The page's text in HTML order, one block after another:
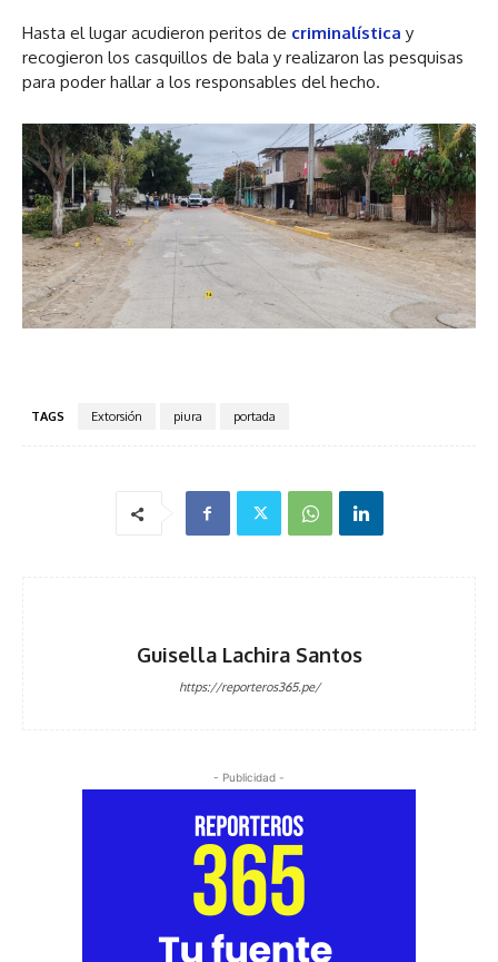
Hasta el lugar acudieron peritos de criminalística y
recogieron los casquillos de bala y realizaron las pesquisas
para poder hallar a los responsables del hecho.
TAGS Extorsión piura portada
Guisella Lachira Santos
https://reporteros365.pe/
- Publicidad -